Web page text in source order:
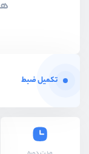
تکمیل ضبط